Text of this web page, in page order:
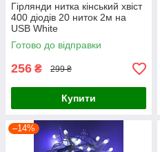
Гірлянди нитка кінський хвіст
400 діодів 20 ниток 2м на
USB White
Готово до відправки
256 ₴ 299 ₴
Купити
–14%